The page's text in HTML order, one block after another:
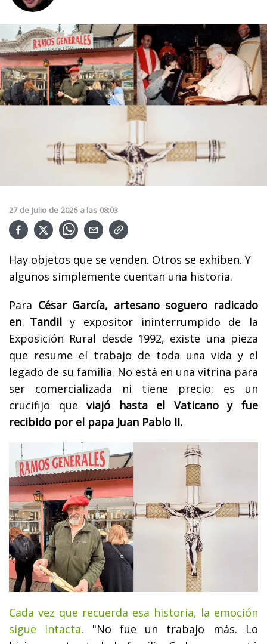
27 de Julio de 2026 a las 08:03
Hay objetos que se venden. Otros se exhiben. Y
algunos simplemente cuentan una historia.
Para César García, artesano soguero radicado
en Tandily expositor ininterrumpido de la
Exposición Rural desde 1992, existe una pieza
que resume el trabajo de toda una vida y el
legado de su familia. No está en una vitrina para
ser comercializada ni tiene precio: es un
crucifijo queviajó hasta el Vaticano y fue
recibido por el papa Juan Pablo II.
Cada vez que recuerda esa historia, la emoción
sigue intacta. "No fue un trabajo más. Lo